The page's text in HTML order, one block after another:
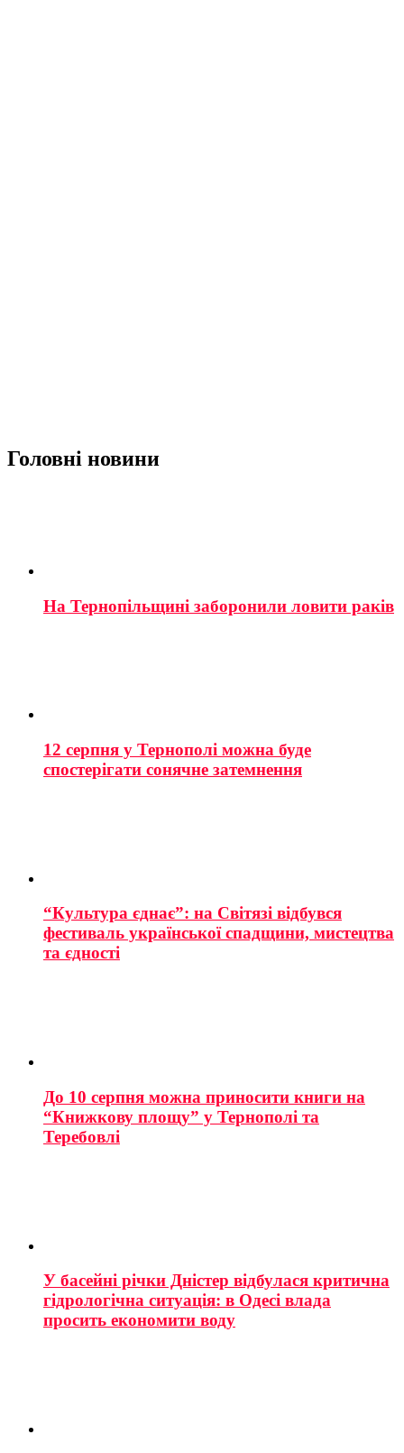
Головні новини
На Тернопільщині заборонили ловити раків
12 серпня у Тернополі можна буде
спостерігати сонячне затемнення
“Культура єднає”: на Світязі відбувся
фестиваль української спадщини, мистецтва
та єдності
До 10 серпня можна приносити книги на
“Книжкову площу” у Тернополі та
Теребовлі
У басейні річки Дністер відбулася критична
гідрологічна ситуація: в Одесі влада
просить економити воду